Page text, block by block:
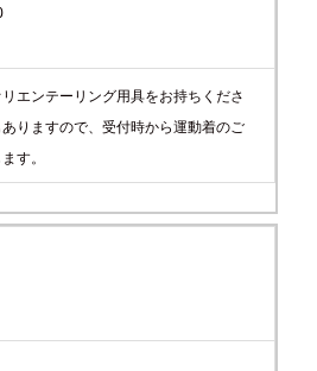
エンテーリング用具をお持ちくださ
りますので、受付時から運動着のご
す。